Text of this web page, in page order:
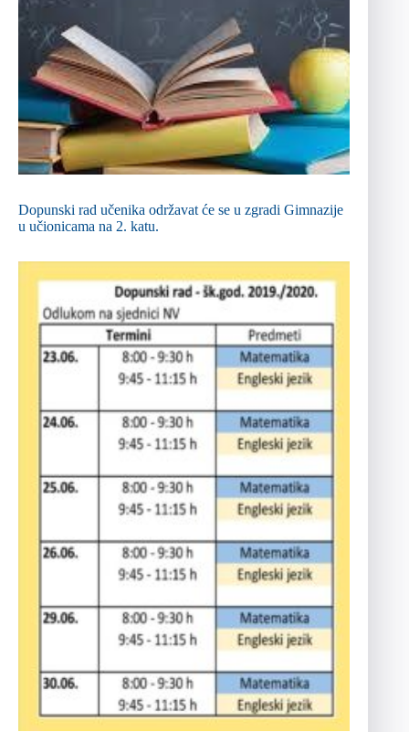
Dopunski rad učenika održavat će se u zgradi Gimnazije
u učionicama na 2. katu.